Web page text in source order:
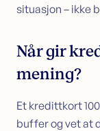
situasjon – ikke
Når gir
mening?
Et kredittkort
buffer og vet at